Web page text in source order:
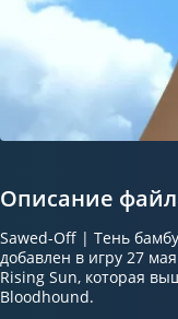
Описание
Sawed-Off | Тень
добавлен в игру 27
Rising Sun, которая
Bloodhound.